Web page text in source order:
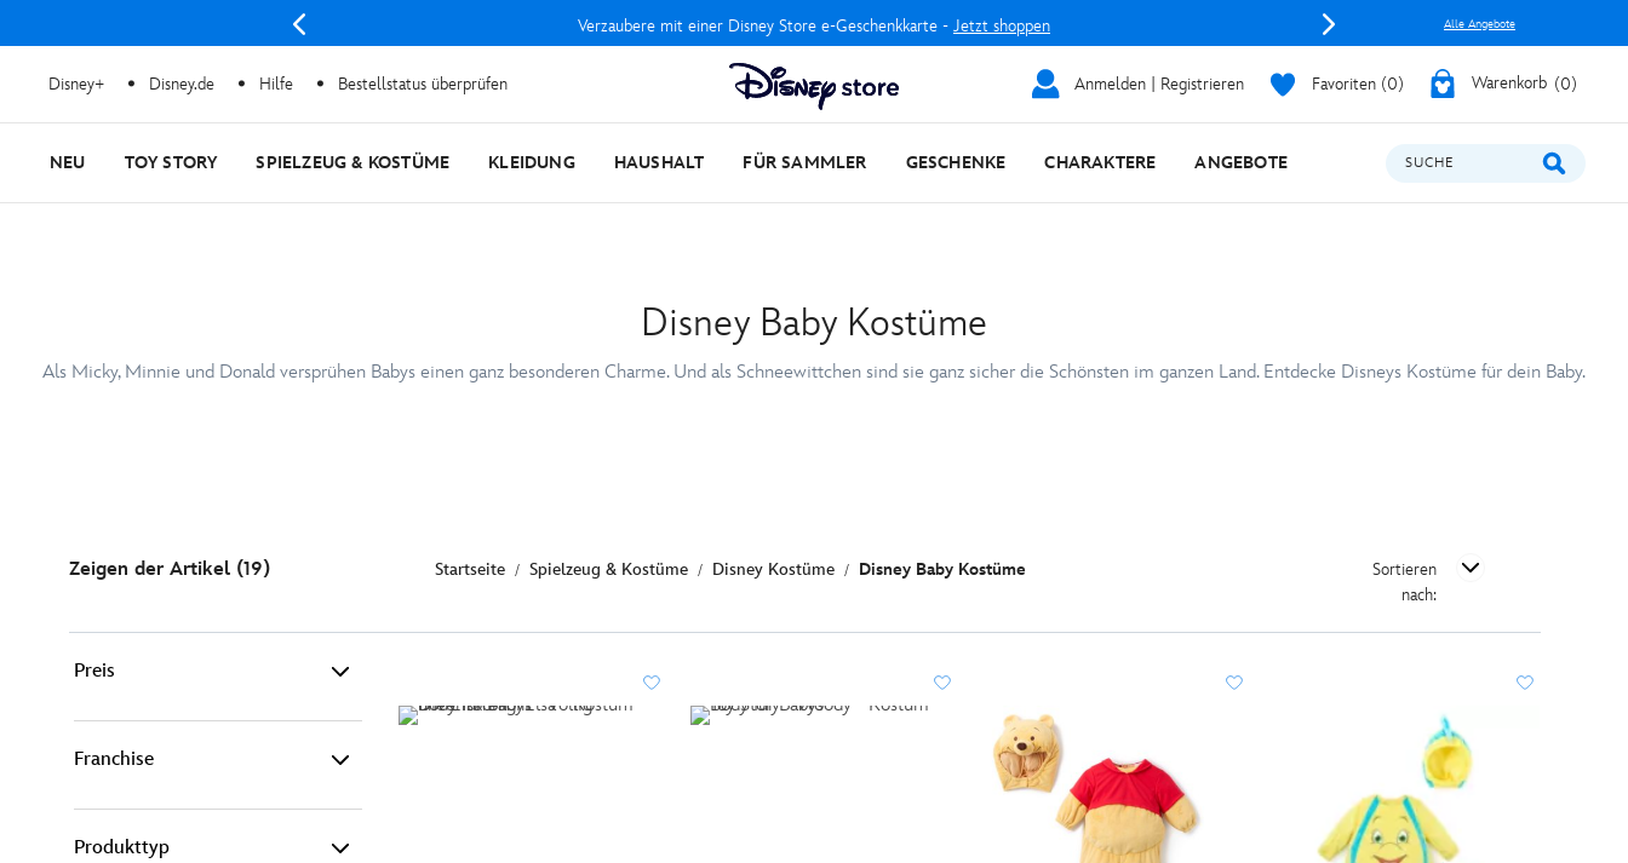
Verzaubere mit einer Disney Store e-Geschenkkarte - Jetzt shoppen Alle Angebote
Disney+ Disney.de Hilfe Bestellstatus überprüfen Anmelden | Registrieren Favoriten 0 Warenkorb 0
NEU TOY STORY SPIELZEUG & KOSTÜME KLEIDUNG HAUSHALT FÜR SAMMLER GESCHENKE CHARAKTERE ANGEBOTE SUCHE
Disney Baby Kostüme
Als Micky, Minnie und Donald versprühen Babys einen ganz besonderen Charme. Und als Schneewittchen sind sie ganz sicher die Schönsten im ganzen Land. Entdecke Disneys Kostüme für dein Baby.
Zeigen der Artikel (19) Startseite Spielzeug & Kostüme Disney Kostüme Disney Baby Kostüme
Sortieren
nach:
Preis
50€ - 100€ (2)
Franchise
Produkttyp